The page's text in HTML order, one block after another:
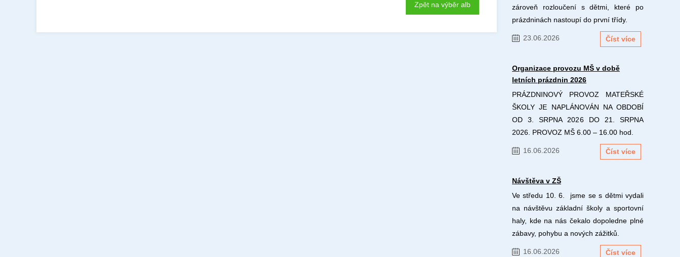
Zpět na výběr alb
zároveň rozloučení s dětmi, které po
prázdninách nastoupí do první třídy.
23.06.2026 Číst více
Organizace provozu MŠ v době
letních prázdnin 2026
PRÁZDNINOVÝ PROVOZ MATEŘSKÉ
ŠKOLY JE NAPLÁNOVÁN NA OBDOBÍ
OD 3. SRPNA 2026 DO 21. SRPNA
2026. PROVOZ MŠ 6.00 – 16.00 hod.
16.06.2026 Číst více
Návštěva v ZŠ
Ve středu 10. 6. jsme se s dětmi vydali
na návštěvu základní školy a sportovní
haly, kde na nás čekalo dopoledne plné
zábavy, pohybu a nových zážitků.
16.06.2026 Číst více